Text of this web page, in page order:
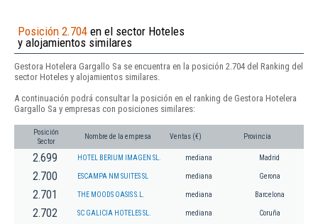
Posición 2.704 en el sector Hoteles
y alojamientos similares
Gestora Hotelera Gargallo Sa se encuentra en la posición 2.704 del Ranking del
sector Hoteles y alojamientos similares.
A continuación podrá consultar la posición en el ranking de Gestora Hotelera
Gargallo Sa y empresas con posiciones similares:
Posición
Sector
Nombre de la empresa Ventas (€) Provincia
2.699 HOTEL BERIUM IMAGEN SL. mediana Madrid
2.700 ESCAMPA NM SUITES SL mediana Gerona
2.701 THE MOODS OASIS S.L. mediana Barcelona
2.702 SC GALICIA HOTELES SL. mediana Coruña